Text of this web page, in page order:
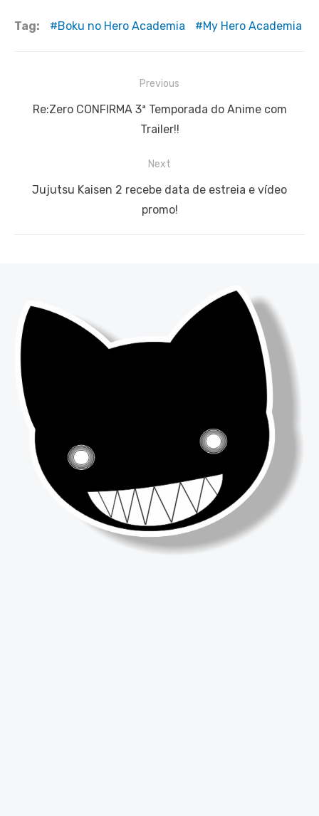
Tag: Boku no Hero Academia My Hero Academia
Previous
Previous
Re:Zero CONFIRMA 3ª Temporada do Anime com
Trailer!!
Next
Next
Jujutsu Kaisen 2 recebe data de estreia e vídeo
promo!